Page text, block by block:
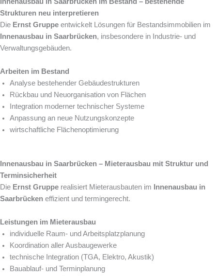
Innenausbau in Saarbrücken im Bestand – bestehende
Strukturen neu interpretieren
Die Ernst Gruppe entwickelt Lösungen für Bestandsimmobilien im
Innenausbau in Saarbrücken, insbesondere in Industrie- und
Verwaltungsgebäuden.
Arbeiten im Bestand
Analyse bestehender Gebäudestrukturen
Rückbau und Neuorganisation von Flächen
Integration moderner technischer Systeme
Anpassung an neue Nutzungskonzepte
wirtschaftliche Flächenoptimierung
Innenausbau in Saarbrücken – Mieterausbau mit Struktur und
Terminsicherheit
Die Ernst Gruppe realisiert Mieterausbauten im
Innenausbau in
Saarbrücken effizient und termingerecht.
Leistungen im Mieterausbau
individuelle Raum- und Arbeitsplatzplanung
Koordination aller Ausbaugewerke
technische Integration (TGA, Elektro, Akustik)
Bauablauf- und Terminplanung